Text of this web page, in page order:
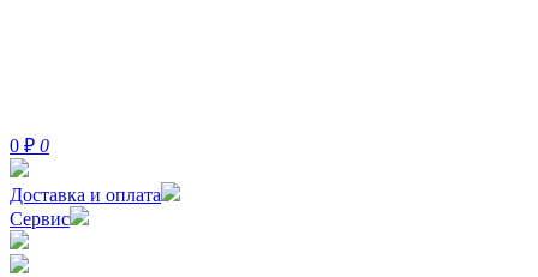
0 ₽ 0
Доставка и оплата
Сервис